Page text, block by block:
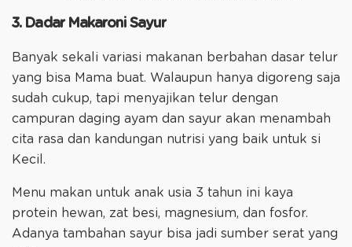
3. Dadar Makaroni Sayur
Banyak sekali variasi makanan berbahan dasar telur
yang bisa Mama buat. Walaupun hanya digoreng saja
sudah cukup, tapi menyajikan telur dengan
campuran daging ayam dan sayur akan menambah
cita rasa dan kandungan nutrisi yang baik untuk si
Kecil.
Menu makan untuk anak usia 3 tahun ini kaya
protein hewan, zat besi, magnesium, dan fosfor.
Adanya tambahan sayur bisa jadi sumber serat yang